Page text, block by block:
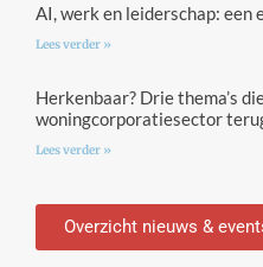
AI, werk en leiderschap:
Lees verder »
Herkenbaar? Drie thema’s
woningcorporatiesector
Lees verder »
Overzicht nieuws &